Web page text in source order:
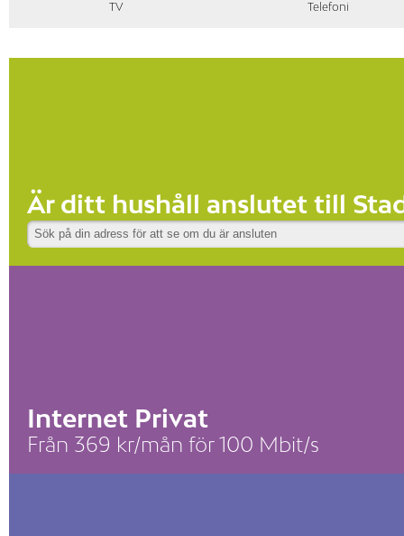
TV Telefoni
Är ditt hushåll anslutet till
Internet Privat
Från 369 kr/mån för 100 Mbit/s